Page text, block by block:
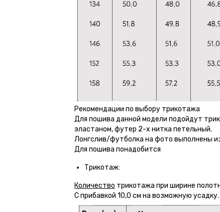
Рекомендации по выбору трикотажа
Для пошива данной модели подойдут
эластаном, футер 2-х нитка петельный.
Лонгслив/футболка на фото выполнены
Для пошива понадобится
Трикотаж:
Количество трикотажа при ширине
С прибавкой 10,0 см на возможную усадку.